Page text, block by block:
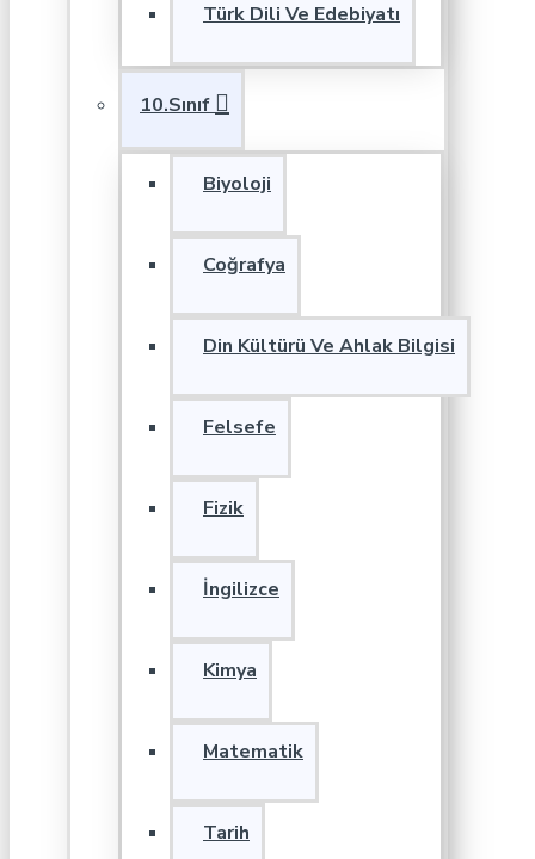
Türk Dili Ve Edebiyatı
10.Sınıf
Biyoloji
Coğrafya
Din Kültürü Ve Ahlak Bilgisi
Felsefe
Fizik
İngilizce
Kimya
Matematik
Tarih